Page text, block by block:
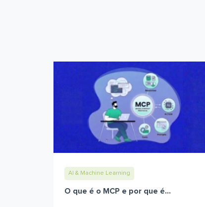
AI & Machine Learning
O que é o MCP e por que é...